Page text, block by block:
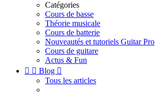
Catégories
Cours de basse
Théorie musicale
Cours de batterie
Nouveautés et tutoriels Guitar Pro
Cours de guitare
Actus & Fun
  Blog 
Tous les articles